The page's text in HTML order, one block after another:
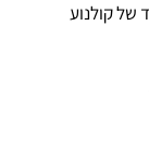
של קולנוע